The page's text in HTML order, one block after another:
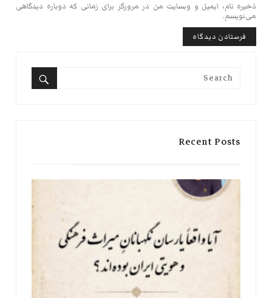
ذخیره نام، ایمیل و وبسایت من در مرورگر برای زمانی که دوباره دیدگاهی
می‌نویسم.
Search
Recent Posts